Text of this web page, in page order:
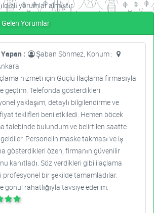
yorumlar almıştır.
Yorumlar
:
Şaban Sönmez, Konum :
hizmeti için Güçlü İlaçlama firmasıyla
geçtim. Telefonda gösterdikleri
yaklaşım, detaylı bilgilendirme ve
teklifleri beni etkiledi. Hemen böcek
talebinde bulundum ve belirtilen saatte
geldiler. Personelin maske takması ve iş
gösterdikleri özen, firmanın güvenilir
kanıtladı. Söz verdikleri gibi ilaçlama
profesyonel bir şekilde tamamladılar.
gönül rahatlığıyla tavsiye ederim.